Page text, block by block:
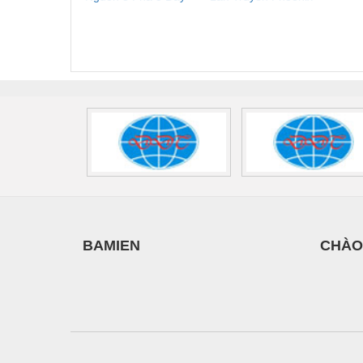
Thiết bị làm sạch
Thiêt bị PCCC
Thiết bị truyền động
Thủy lực-Thiết bị
BAMIEN